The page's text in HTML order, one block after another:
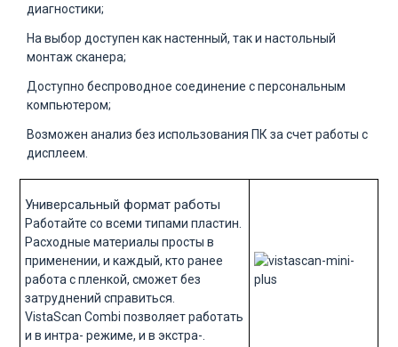
диагностики;
На выбор доступен как настенный, так и настольный
монтаж сканера;
Доступно беспроводное соединение с персональным
компьютером;
Возможен анализ без использования ПК за счет работы с
дисплеем.
Универсальный формат работы
Работайте со всеми типами пластин.
Расходные материалы просты в
применении, и каждый, кто ранее
работа с пленкой, сможет без
затруднений справиться.
VistaScan Combi позволяет работать
и в интра- режиме, и в экстра-.